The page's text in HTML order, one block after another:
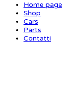
Home page
Shop
Cars
Parts
Contatti